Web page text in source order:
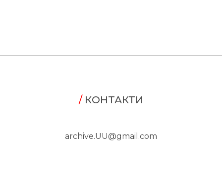
/КОНТАКТИ
archive.UU@gmail.com